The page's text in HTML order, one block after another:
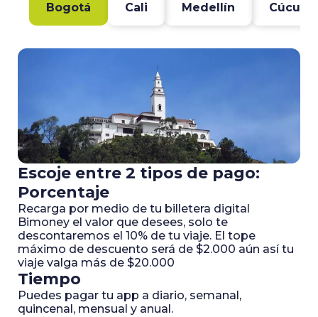
Bogotá Cali Medellín Cúcuta
Escoje entre 2 tipos de pago:
Porcentaje
Recarga por medio de tu billetera digital
Bimoney el valor que desees, solo te
descontaremos el 10% de tu viaje. El tope
máximo de descuento será de $2.000 aún así tu
viaje valga más de $20.000
Tiempo
Puedes pagar tu app a diario, semanal,
quincenal, mensual y anual.